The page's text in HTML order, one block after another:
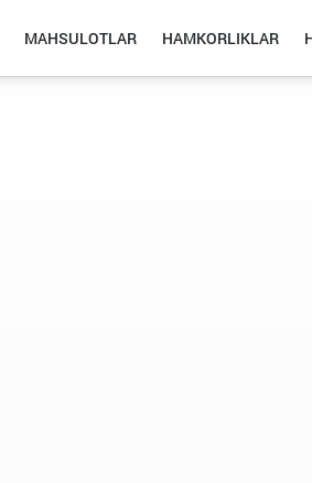
MAHSULOTLAR HAMKORLIKLAR